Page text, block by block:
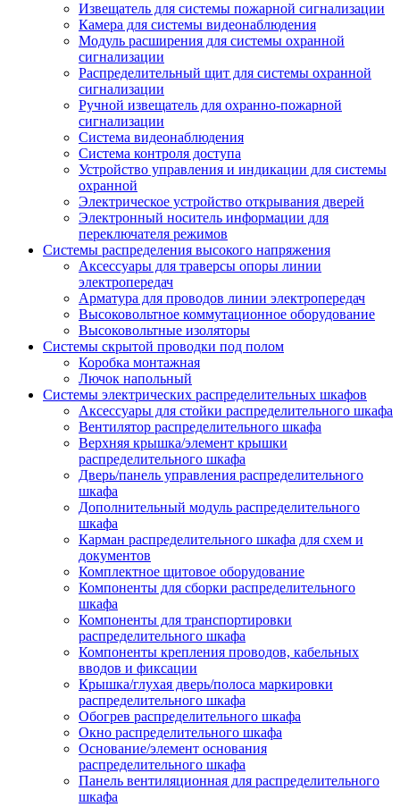
Извещатель для системы пожарной сигнализации
Камера для системы видеонаблюдения
Модуль расширения для системы охранной
сигнализации
Распределительный щит для системы охранной
сигнализации
Ручной извещатель для охранно-пожарной
сигнализации
Система видеонаблюдения
Система контроля доступа
Устройство управления и индикации для системы
охранной
Электрическое устройство открывания дверей
Электронный носитель информации для
переключателя режимов
Системы распределения высокого напряжения
Аксессуары для траверсы опоры линии
электропередач
Арматура для проводов линии электропередач
Высоковольтное коммутационное оборудование
Высоковольтные изоляторы
Системы скрытой проводки под полом
Коробка монтажная
Лючок напольный
Системы электрических распределительных шкафов
Аксессуары для стойки распределительного шкафа
Вентилятор распределительного шкафа
Верхняя крышка/элемент крышки
распределительного шкафа
Дверь/панель управления распределительного
шкафа
Дополнительный модуль распределительного
шкафа
Карман распределительного шкафа для схем и
документов
Комплектное щитовое оборудование
Компоненты для сборки распределительного
шкафа
Компоненты для транспортировки
распределительного шкафа
Компоненты крепления проводов, кабельных
вводов и фиксации
Крышка/глухая дверь/полоса маркировки
распределительного шкафа
Обогрев распределительного шкафа
Окно распределительного шкафа
Основание/элемент основания
распределительного шкафа
Панель вентиляционная для распределительного
шкафа